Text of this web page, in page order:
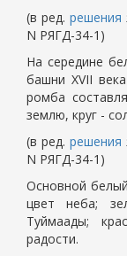
(в ред. решения
N РЯГД-34-1)
На середине
башни XVII
ромба
землю, круг -
(в ред. решения
N РЯГД-34-1)
Основной
цвет неба;
Туймаады;
радости.